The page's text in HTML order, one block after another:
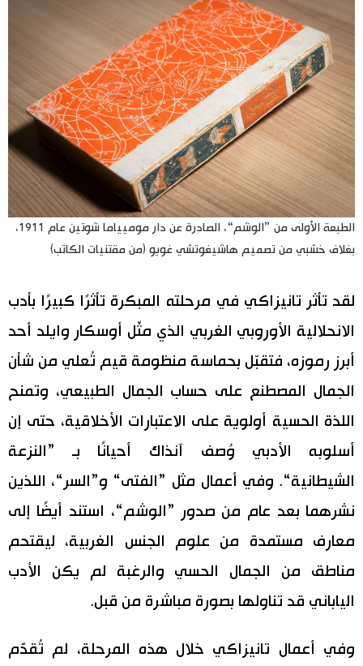
الطبعة الأولى من ”الوشم“، الصادرة عن دار موميياما شوتين عام 1911،
بغلاف خشبي من تصميم هاشيغوتشي غويو (من مقتنيات الكاتب)
لقد تأثر تانيزاكي في مرحلته المبكرة تأثرًا كبيرًا بأدب
الانحلالية الأوروبي الغربي الذي مثّل أوسكار وايلد أحد
أبرز رموزه، فتقبّل بحماسة منظومة قيم تُعلي من شأن
الجمال المصطنع على حساب الجمال الطبيعي، وتمنح
اللذة الحسية أولوية على الاعتبارات الأخلاقية، حتى إن
أسلوبه الأدبي وُصف آنذاك أحيانًا بـ ”النزعة
الشيطانية“. وفي أعمال مثل ”الفتى“ و”السر“، اللذين
نشرهما بعد عام من صدور ”الوشم“، استند أيضًا إلى
معارف مستمدة من علوم الجنس الغربية، ليقتحم
مناطق من الجمال الحسي والرغبة لم يكن الأدب
الياباني قد تناولها بصورة مباشرة من قبل.
وفي أعمال تانيزاكي خلال هذه المرحلة، لم تُقدَّم